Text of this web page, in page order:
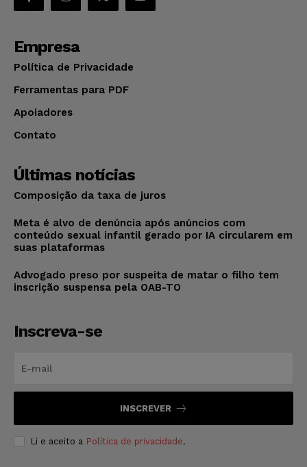
Empresa
Política de Privacidade
Ferramentas para PDF
Apoiadores
Contato
Últimas notícias
Composição da taxa de juros
Meta é alvo de denúncia após anúncios com
conteúdo sexual infantil gerado por IA circularem em
suas plataformas
Advogado preso por suspeita de matar o filho tem
inscrição suspensa pela OAB-TO
Inscreva-se
INSCREVER
Li e aceito a Política de privacidade.